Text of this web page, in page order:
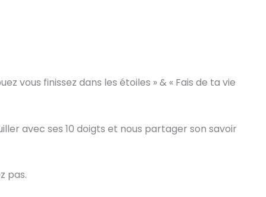
vous finissez dans les étoiles » & « Fais de ta vie
avec ses 10 doigts et nous partager son savoir
pas.